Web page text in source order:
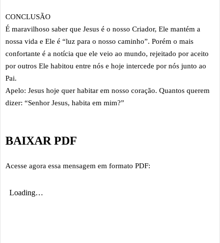
CONCLUSÃO
É maravilhoso saber que Jesus é o nosso Criador, Ele mantém a
nossa vida e Ele é “luz para o nosso caminho”. Porém o mais
confortante é a notícia que ele veio ao mundo, rejeitado por aceito
por outros Ele habitou entre nós e hoje intercede por nós junto ao
Pai.
Apelo: Jesus hoje quer habitar em nosso coração. Quantos querem
dizer: “Senhor Jesus, habita em mim?”
BAIXAR PDF
Acesse agora essa mensagem em formato PDF: